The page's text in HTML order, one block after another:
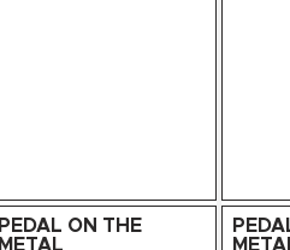
PEDAL ON THE
METAL